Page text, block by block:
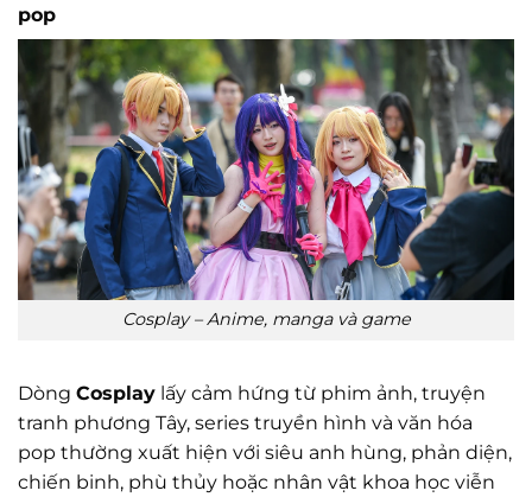
pop
Cosplay – Anime, manga và game
Dòng Cosplay lấy cảm hứng từ phim ảnh, truyện
tranh phương Tây, series truyền hình và văn hóa
pop thường xuất hiện với siêu anh hùng, phản diện,
chiến binh, phù thủy hoặc nhân vật khoa học viễn